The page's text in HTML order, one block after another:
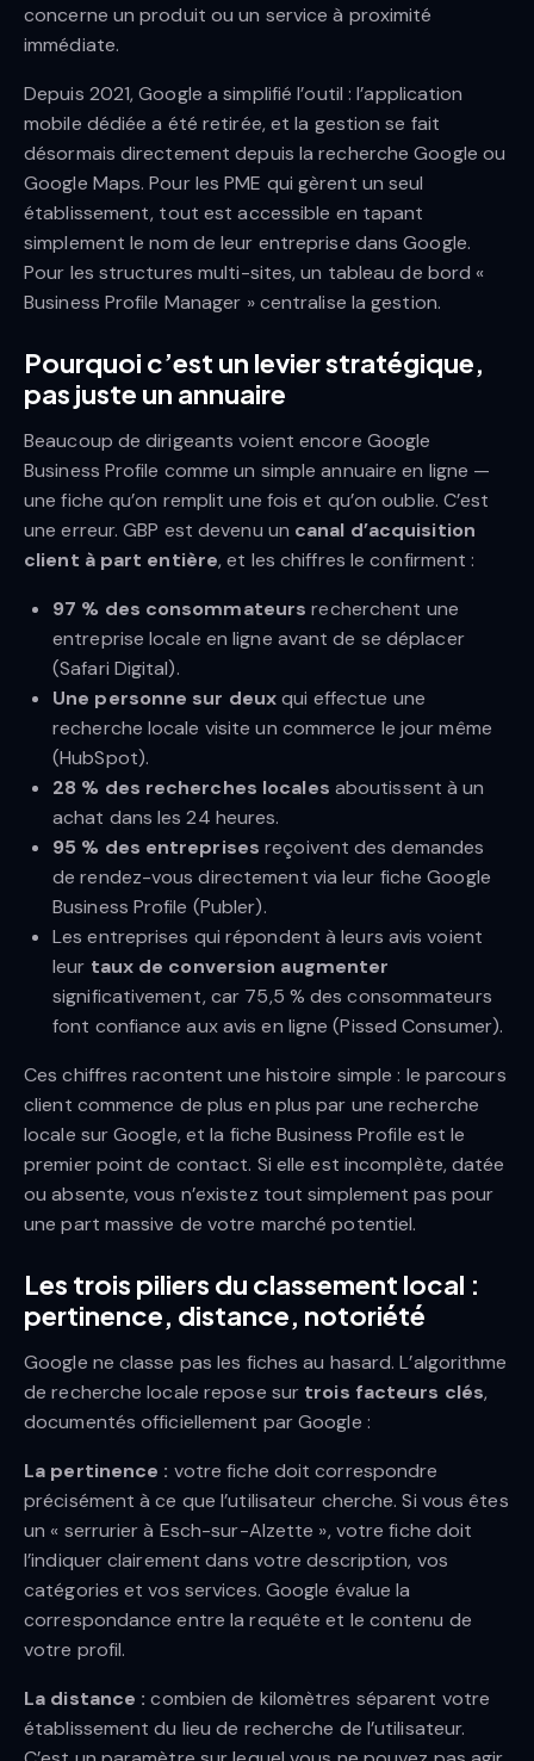
concerne un produit ou un service à proximité
immédiate.
Depuis 2021, Google a simplifié l’outil : l’application
mobile dédiée a été retirée, et la gestion se fait
désormais directement depuis la recherche Google ou
Google Maps. Pour les PME qui gèrent un seul
établissement, tout est accessible en tapant
simplement le nom de leur entreprise dans Google.
Pour les structures multi-sites, un tableau de bord «
Business Profile Manager » centralise la gestion.
Pourquoi c’est un levier stratégique,
pas juste un annuaire
Beaucoup de dirigeants voient encore Google
Business Profile comme un simple annuaire en ligne —
une fiche qu’on remplit une fois et qu’on oublie. C’est
une erreur. GBP est devenu un canal d’acquisition
client à part entière, et les chiffres le confirment :
97 % des consommateurs recherchent une
entreprise locale en ligne avant de se déplacer
(Safari Digital).
Une personne sur deuxqui effectue une
recherche locale visite un commerce le jour même
(HubSpot).
28 % des recherches locales aboutissent à un
achat dans les 24 heures.
95 % des entreprises reçoivent des demandes
de rendez-vous directement via leur fiche Google
Business Profile (Publer).
Les entreprises qui répondent à leurs avis voient
leur taux de conversion augmenter
significativement, car 75,5 % des consommateurs
font confiance aux avis en ligne (Pissed Consumer).
Ces chiffres racontent une histoire simple : le parcours
client commence de plus en plus par une recherche
locale sur Google, et la fiche Business Profile est le
premier point de contact. Si elle est incomplète, datée
ou absente, vous n’existez tout simplement pas pour
une part massive de votre marché potentiel.
Les trois piliers du classement local :
pertinence, distance, notoriété
Google ne classe pas les fiches au hasard. L’algorithme
de recherche locale repose sur trois facteurs clés,
documentés officiellement par Google :
La pertinence : votre fiche doit correspondre
précisément à ce que l’utilisateur cherche. Si vous êtes
un « serrurier à Esch-sur-Alzette », votre fiche doit
l’indiquer clairement dans votre description, vos
catégories et vos services. Google évalue la
correspondance entre la requête et le contenu de
votre profil.
La distance : combien de kilomètres séparent votre
établissement du lieu de recherche de l’utilisateur.